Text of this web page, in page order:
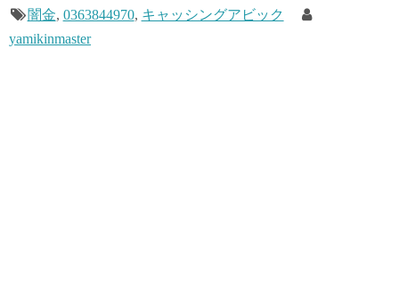
闇金, 0363844970, キャッシングアビック
yamikinmaster